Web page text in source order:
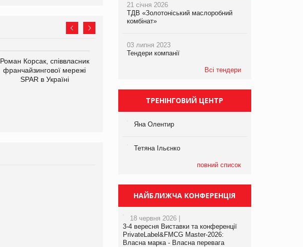
Роман Корсак, співвласник
франчайзингової мережі
SPAR в Україні
виробництва
компанії «УкраМарин»
Брагина Людмила
Просування компанії на
www.trademaster.ua.
правила. Особливості.
21 січня 2026
ТДВ «Золотоніський маслоробний
комбінат»
03 липня 2023
Тендери компанії
Всі тендери
ТРЕНІНГОВИЙ ЦЕНТР
Яна Олентир
Тетяна Ільєнко
повний список
НАЙБЛИЖЧА КОНФЕРЕНЦІЯ
18 червня 2026 |
3-4 вересня Виставки та конференції
PrivateLabel&FMCG Master-2026:
Власна марка - Власна перевага